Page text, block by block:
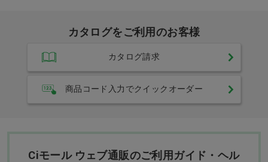
カタログをご利用のお客様
カタログ請求
商品コード入力でクイックオーダー
Ciモール ウェブ通販のご利用ガイド・ヘル